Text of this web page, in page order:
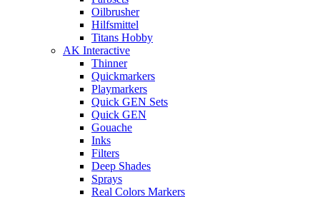
Oilbrusher
Hilfsmittel
Titans Hobby
AK Interactive
Thinner
Quickmarkers
Playmarkers
Quick GEN Sets
Quick GEN
Gouache
Inks
Filters
Deep Shades
Sprays
Real Colors Markers